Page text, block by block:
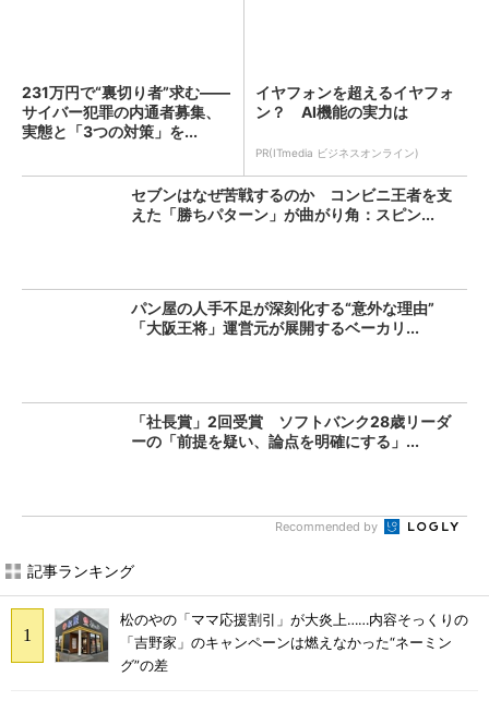
231万円で“裏切り者”求む――
サイバー犯罪の内通者募集、
実態と「3つの対策」を...
イヤフォンを超えるイヤフォ
ン？ AI機能の実力は
PR(ITmedia ビジネスオンライン)
セブンはなぜ苦戦するのか コンビニ王者を支
えた「勝ちパターン」が曲がり角：スピン...
パン屋の人手不足が深刻化する“意外な理由”
「大阪王将」運営元が展開するベーカリ...
「社長賞」2回受賞 ソフトバンク28歳リーダ
ーの「前提を疑い、論点を明確にする」...
Recommended by
記事ランキング
松のやの「ママ応援割引」が大炎上……内容そっくりの
「吉野家」のキャンペーンは燃えなかった“ネーミン
グ”の差